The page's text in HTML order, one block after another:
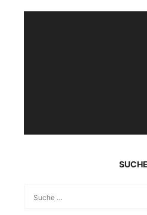
SUCHE